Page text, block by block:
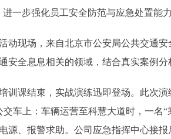
进一步强化员工安全防范与应急处置能
现场，来自北京市公安局公共交通安
安全息息相关的领域，结合真实案例
课结束，实战演练迅即登场。此次演
交车上：车辆运营至科慧大道时，一名
源、报警求助。公司应急指挥中心接